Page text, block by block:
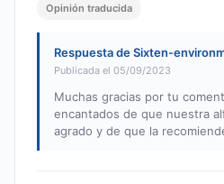
Opinión traducida
Respuesta de Sixten-
Publicada el 05/09/2023
Muchas gracias por tu
encantados de que nuestra
agrado y de que la